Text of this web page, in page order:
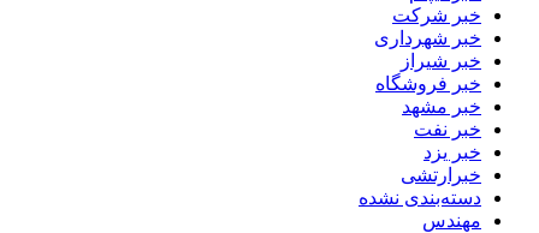
خبر شرکت
خبر شهرداری
خبر شیراز
خبر فروشگاه
خبر مشهد
خبر نفت
خبر یزد
خبرارتشی
دسته‌بندی نشده
مهندس